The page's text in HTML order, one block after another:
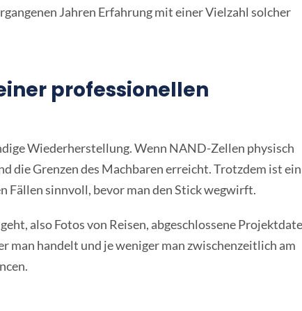
Jahren Erfahrung mit einer Vielzahl solcher
professionellen
Wiederherstellung. Wenn NAND-Zellen physisch
die Grenzen des Machbaren erreicht. Trotzdem ist ein
Fällen sinnvoll, bevor man den Stick wegwirft.
also Fotos von Reisen, abgeschlossene
man handelt und je weniger man zwischenzeitlich am